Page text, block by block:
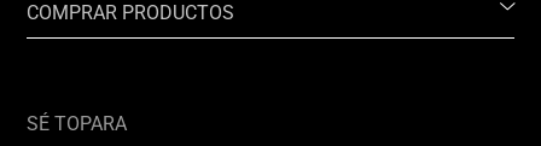
COMPRAR PRODUCTOS
SÉ TOPARA